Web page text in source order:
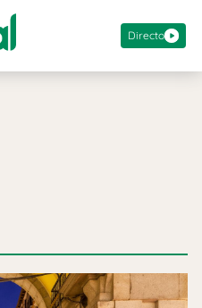
Directo